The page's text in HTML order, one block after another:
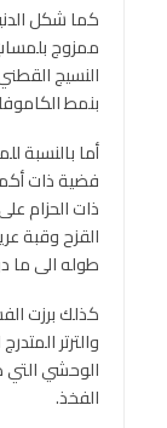
كما شكل
ممزوج
النسيج
بنمط
أما بالنسبة
فضية ذات
ذات الحزام
القزح وقبة
طوله الى ما
كذلك برزت
والترتر
الوحشي
الفخذ.